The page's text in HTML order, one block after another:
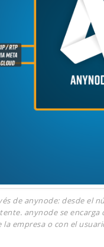
de anynode: desde el
anynode se
empresa o con el